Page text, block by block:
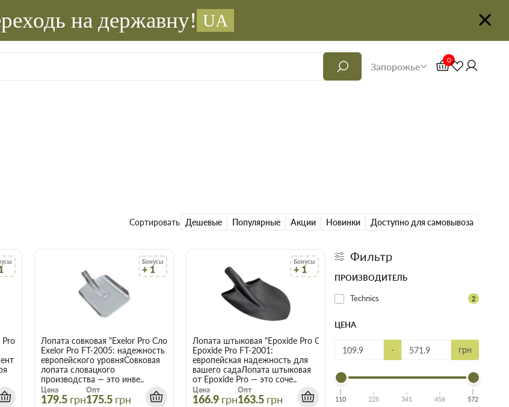
на державну! UA
Запорожье
0
Сортировать Дешевые Популярные Акции Новинки Доступно для самовывоза
Лопата американка "Epoxide Pro Словакия" 0,9 кг FT-2000
Бонусы
+ 1
Лопата совковая "Exelor Pro Словакия" 0,9 кг FT-2005
Exelor Pro FT-2005: надежность
европейского уровняСовковая
лопата словацкого
производства — это инве..
Цена
179.5 грн
Опт
175.5 грн
Бонусы
+ 1
Лопата штыковая "Epoxide Pro Словакия" 0,9 кг FT-2001
Epoxide Pro FT-2001:
европейская надежность для
вашего садаЛопата штыковая
от Epoxide Pro — это соче..
Цена
166.9 грн
Опт
163.5 грн
Фильтр
ПРОИЗВОДИТЕЛЬ
Technics 2
ЦЕНА
- грн
110 225 341 456 572